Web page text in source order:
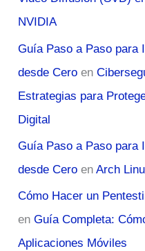
NVIDIA
Guía Paso a Paso para
desde Cero en
Estrategias para
Digital
Guía Paso a Paso para
desde Cero enArch
Cómo Hacer un
enGuía Completa:
Aplicaciones Móviles